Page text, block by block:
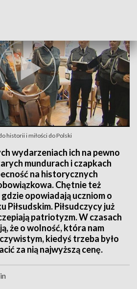
historii i miłości do Polski
wydarzeniach ich na pewno
mundurach i czapkach
na historycznych
Chętnie też
opowiadają uczniom o
Piłsudskim. Piłsudczycy już
patriotyzm. W czasach
że o wolność, która nam
kiedyś trzeba było
za nią najwyższą cenę.